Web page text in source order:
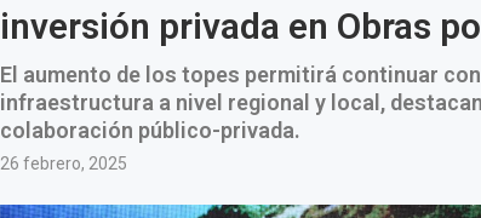
inversión privada en Obras
El aumento de los topes permitirá continuar
infraestructura a nivel regional y local,
colaboración público-privada.
26 febrero, 2025